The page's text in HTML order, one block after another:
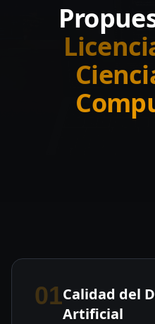
01Calidad del
Artificial